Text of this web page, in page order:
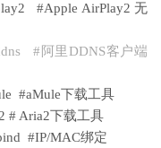
#Apple AirPlay2 无
#阿里DDNS客户端
#aMule下载工具
# Aria2下载工具
#IP/MAC绑定